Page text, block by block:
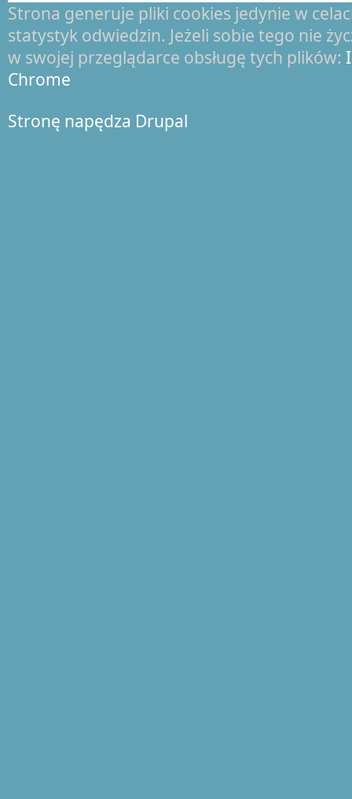
Strona generuje pliki cookies jedynie w
statystyk odwiedzin. Jeżeli sobie tego nie
w swojej przeglądarce obsługę tych plików:
Chrome
Stronę napędza Drupal